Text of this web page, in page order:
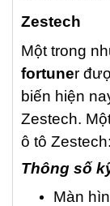
Zestech
Một trong
fortuner
biến hiện
Zestech.
ô tô Zestech:
Thông số
Màn